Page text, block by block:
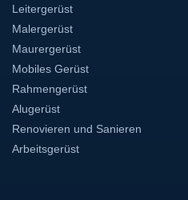
Leitergerüst
Malergerüst
Maurergerüst
Mobiles Gerüst
Rahmengerüst
Alugerüst
Renovieren und Sanieren
Arbeitsgerüst